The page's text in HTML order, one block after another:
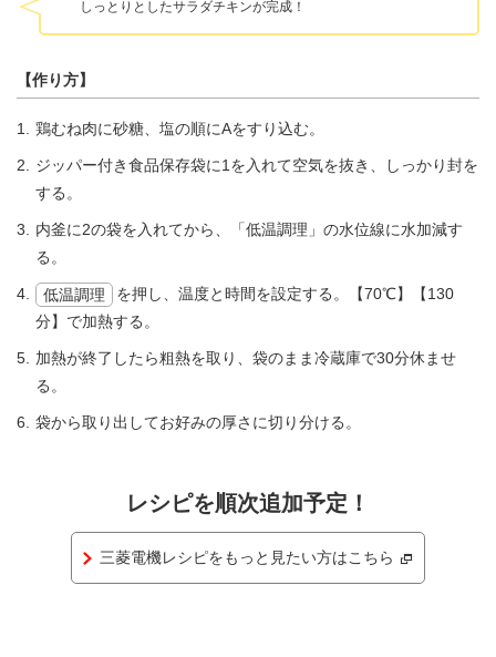
しっとりとしたサラダチキンが完成！
【作り方】
鶏むね肉に砂糖、塩の順にAをすり込む。
ジッパー付き食品保存袋に1を入れて空気を抜き、しっかり封を
する。
内釜に2の袋を入れてから、「低温調理」の水位線に水加減す
る。
低温調理
を押し、温度と時間を設定する。【70℃】【130
分】で加熱する。
加熱が終了したら粗熱を取り、袋のまま冷蔵庫で30分休ませ
る。
袋から取り出してお好みの厚さに切り分ける。
レシピを順次追加予定！
三菱電機レシピをもっと見たい方はこちら